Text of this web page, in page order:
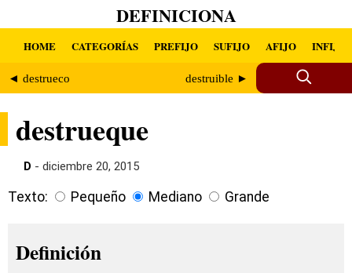
DEFINICIONA
HOME CATEGORÍAS PREFIJO SUFIJO AFIJO INFIJO
◄ destrueco destruible ►
destrueque
D - diciembre 20, 2015
Texto: Pequeño Mediano Grande
Definición